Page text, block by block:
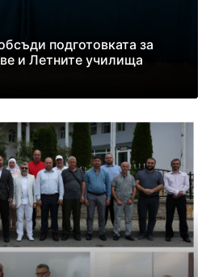
подготовката за
и Летните училища